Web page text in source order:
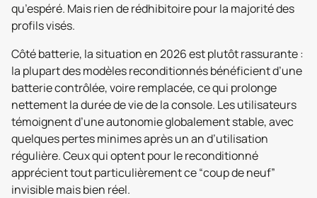
qu’espéré. Mais rien de rédhibitoire pour la majorité des
profils visés.
Côté batterie, la situation en 2026 est plutôt rassurante :
la plupart des modèles reconditionnés bénéficient d’une
batterie contrôlée, voire remplacée, ce qui prolonge
nettement la durée de vie de la console. Les utilisateurs
témoignent d’une autonomie globalement stable, avec
quelques pertes minimes après un an d’utilisation
régulière. Ceux qui optent pour le reconditionné
apprécient tout particulièrement ce “coup de neuf”
invisible mais bien réel.